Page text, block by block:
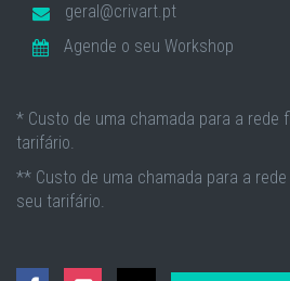
geral@crivart.pt
Agende o seu Workshop
* Custo de uma chamada para a rede
tarifário.
** Custo de uma chamada para a
seu tarifário.